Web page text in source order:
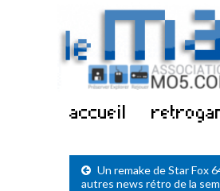
accueil
Un remake de Star Fox
autres news rétro de la